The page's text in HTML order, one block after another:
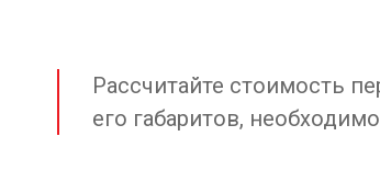
Рассчитайте стоимость
его габаритов,